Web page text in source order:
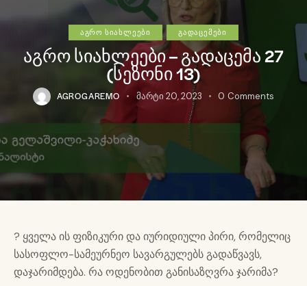
ᲐᲒᲠᲝ ᲡᲘᲐᲮᲚᲔᲔᲑᲘ ᲒᲐᲓᲐᲪᲔᲛᲔᲑᲘ
აგრო სიახლეები – გადაცემა 27
(სეზონი 13)
AGROGAREMO მარტი 20, 2023 0 Comments
? ყველა ის ფიზიკური და იურიდიული პირი, რომელიც
სასოფლო-სამეურნეო სავარგულებს გადაწვავს,
დაჯარიმდება. რა ოდენობით განისაზღვრა ჯარიმა?